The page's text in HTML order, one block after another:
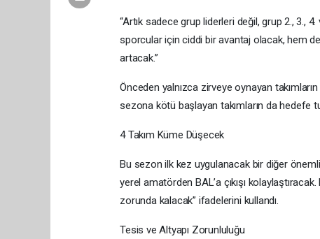
“Artık sadece grup liderleri değil, grup 2., 3.,
sporcular için ciddi bir avantaj olacak, hem
artacak.”
Önceden yalnızca zirveye oynayan
sezona kötü başlayan takımların da hedefe
4 Takım Küme Düşecek
Bu sezon ilk kez uygulanacak bir diğer
yerel amatörden BAL’a çıkışı
zorunda kalacak” ifadelerini kullandı.
Tesis ve Altyapı Zorunluluğu